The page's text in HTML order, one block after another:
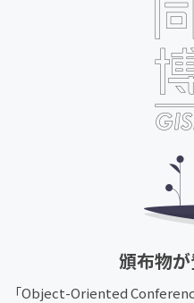
頒布物が
「Object-Oriented